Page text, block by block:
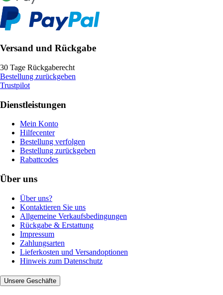
Versand und Rückgabe
30 Tage Rückgaberecht
Bestellung zurückgeben
Trustpilot
Dienstleistungen
Mein Konto
Hilfecenter
Bestellung verfolgen
Bestellung zurückgeben
Rabattcodes
Über uns
Über uns?
Kontaktieren Sie uns
Allgemeine Verkaufsbedingungen
Rückgabe & Erstattung
Impressum
Zahlungsarten
Lieferkosten und Versandoptionen
Hinweis zum Datenschutz
Unsere Geschäfte